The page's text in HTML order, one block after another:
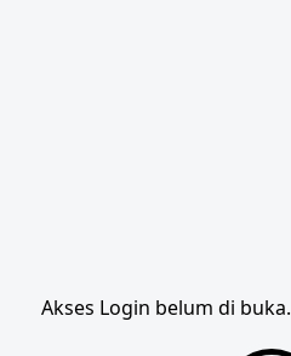
Akses Login belum di buka.